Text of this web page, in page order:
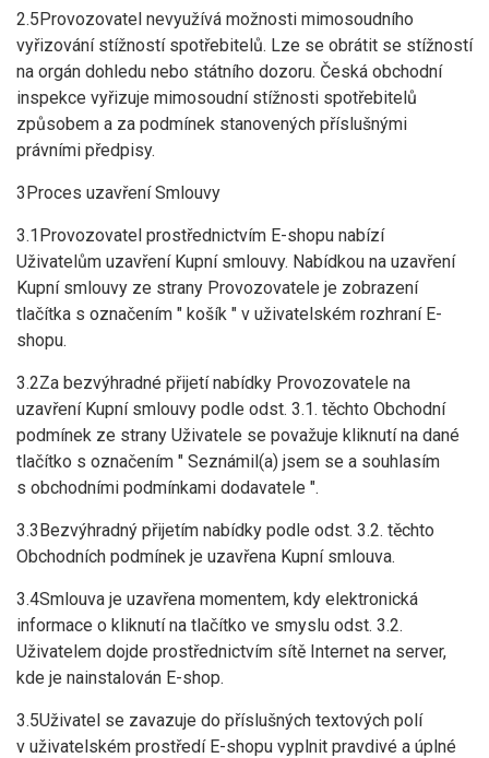
2.5Provozovatel nevyužívá možnosti mimosoudního
vyřizování stížností spotřebitelů. Lze se obrátit se stížností
na orgán dohledu nebo státního dozoru. Česká obchodní
inspekce vyřizuje mimosoudní stížnosti spotřebitelů
způsobem a za podmínek stanovených příslušnými
právními předpisy.
3Proces uzavření Smlouvy
3.1Provozovatel prostřednictvím E-shopu nabízí
Uživatelům uzavření Kupní smlouvy. Nabídkou na uzavření
Kupní smlouvy ze strany Provozovatele je zobrazení
tlačítka s označením " košík " v uživatelském rozhraní E-
shopu.
3.2Za bezvýhradné přijetí nabídky Provozovatele na
uzavření Kupní smlouvy podle odst. 3.1. těchto Obchodní
podmínek ze strany Uživatele se považuje kliknutí na dané
tlačítko s označením " Seznámil(a) jsem se a souhlasím
s obchodními podmínkami dodavatele ".
3.3Bezvýhradný přijetím nabídky podle odst. 3.2. těchto
Obchodních podmínek je uzavřena Kupní smlouva.
3.4Smlouva je uzavřena momentem, kdy elektronická
informace o kliknutí na tlačítko ve smyslu odst. 3.2.
Uživatelem dojde prostřednictvím sítě Internet na server,
kde je nainstalován E-shop.
3.5Uživatel se zavazuje do příslušných textových polí
v uživatelském prostředí E-shopu vyplnit pravdivé a úplné